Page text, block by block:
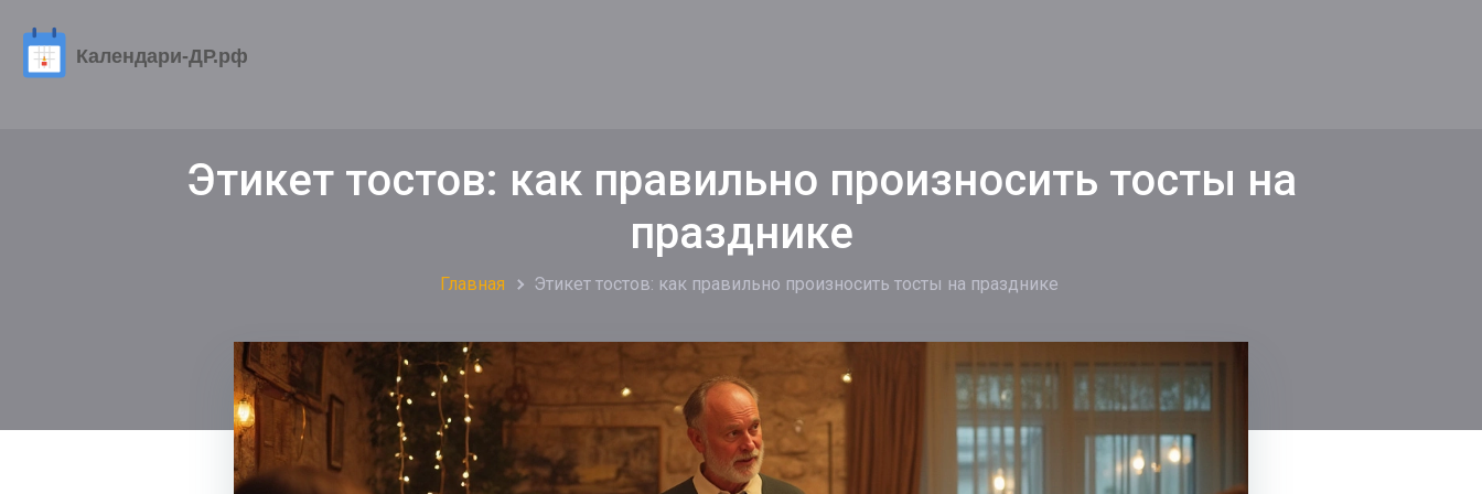
Этикет тостов: как правильно произносить тосты на
празднике
Главная Этикет тостов: как правильно произносить тосты на празднике